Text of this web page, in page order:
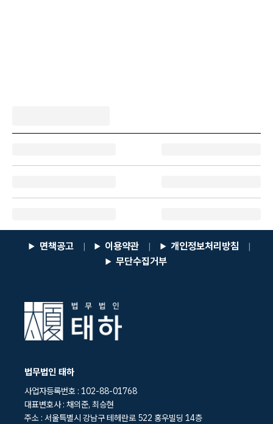
면책공고 | 이용약관 | 개인정보처리방침 |
무단수집거부
법무법인 태하
사업자등록번호 : 102-88-01768
대표변호사 : 채의준, 최승현
주소 : 서울특별시 강남구 테헤란로 522 홍우빌딩 14층